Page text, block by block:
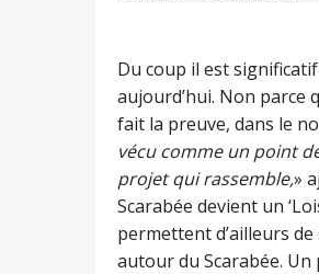
Du coup il est
aujourd’hui. Non parce
fait la preuve, dans le
vécu comme un point
projet qui rassemble,»
Scarabée devient un
permettent d’ailleurs
autour du Scarabée. Un